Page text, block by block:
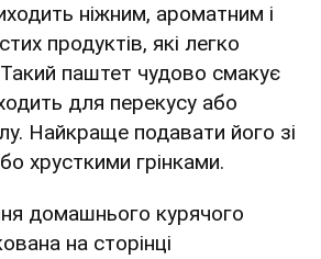
ніжним, ароматним і
продуктів, які легко
Такий паштет чудово смакує
для перекусу або
Найкраще подавати його зі
хрусткими грінками.
домашнього курячого
на сторінці